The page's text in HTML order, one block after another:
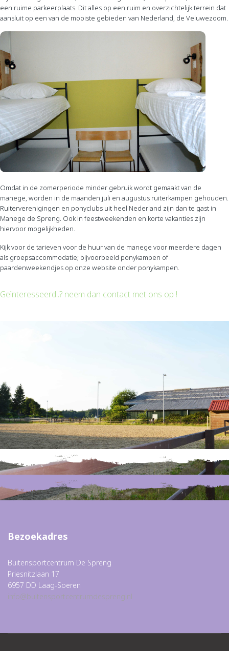
een ruime parkeerplaats. Dit alles op een ruim en overzichtelijk terrein dat
aansluit op een van de mooiste gebieden van Nederland, de Veluwezoom.
Omdat in de zomerperiode minder gebruik wordt gemaakt van de
manege, worden in de maanden juli en augustus ruiterkampen gehouden.
Ruiterverenigingen en ponyclubs uit heel Nederland zijn dan te gast in
Manege de Spreng. Ook in feestweekenden en korte vakanties zijn
hiervoor mogelijkheden.
Kijk voor de tarieven voor de huur van de manege voor meerdere dagen
als groepsaccommodatie; bijvoorbeeld ponykampen of
paardenweekendjes op onze website onder ponykampen.
Geïnteresseerd..? neem dan contact met ons op !
Bezoekadres
Buitensportcentrum De Spreng
Priesnitzlaan 17
6957 DD Laag-Soeren
info@buitensportcentrumdespreng.nl